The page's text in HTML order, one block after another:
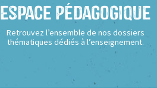
Espace Pédagogique
Retrouvez l’ensemble de nos dossiers
thématiques dédiés à l’enseignement.